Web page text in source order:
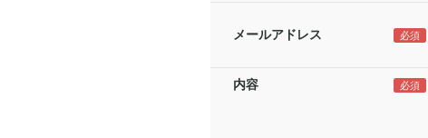
メールアドレス
内容